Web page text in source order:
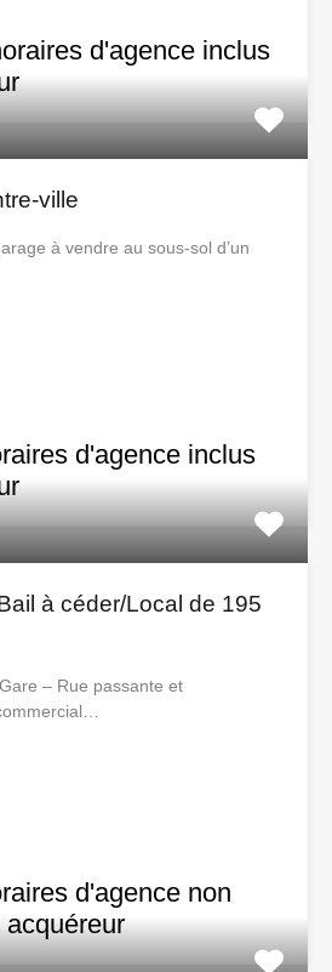
d'agence inclus
ville
à vendre au sous-sol d’un
d'agence inclus
à céder/Local de 195
– Rue passante et
d'agence non